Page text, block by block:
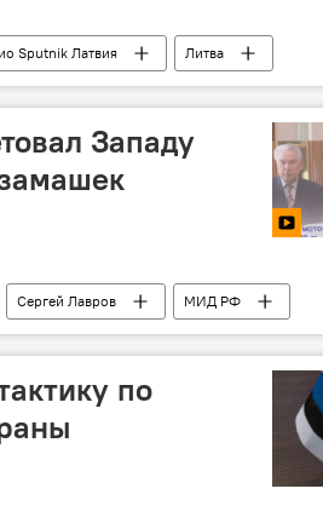
Sputnik Латвия
Литва
инвестиции
Западу
Сергей Лавров
МИД РФ
по